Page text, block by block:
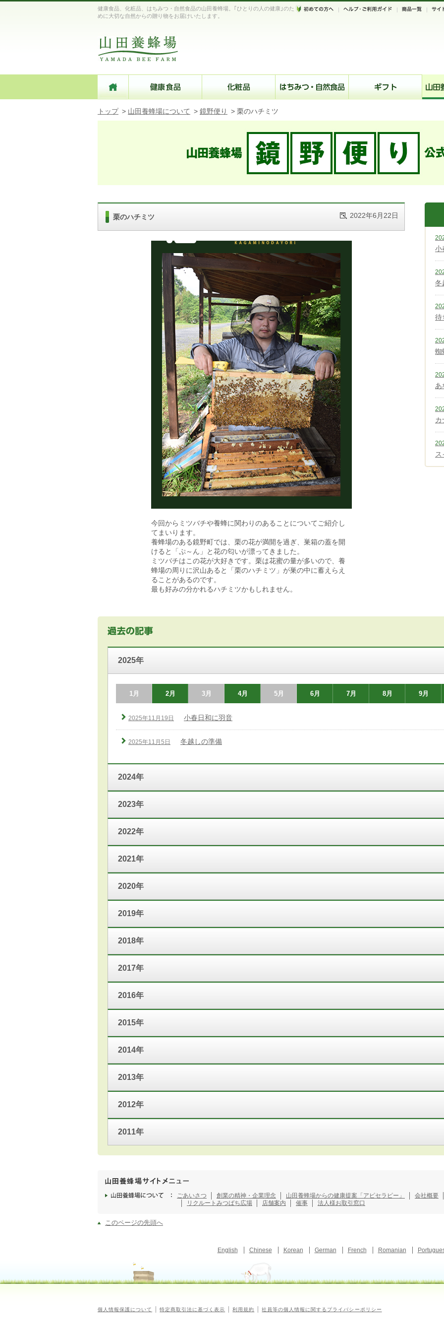
健康食品、化粧品、はちみつ・自然食品の山田養蜂場。｢ひとりの人の健康｣のた
めに大切な自然からの贈り物をお届けいたします。
トップ > 山田養蜂場について > 鏡野便り > 栗のハチミツ
栗のハチミツ 2022年6月22日
今回からミツバチや養蜂に関わりのあることについてご紹介し
てまいります。
養蜂場のある鏡野町では、栗の花が満開を過ぎ、巣箱の蓋を開
けると「ぷ～ん」と花の匂いが漂ってきました。
ミツバチはこの花が大好きです。栗は花蜜の量が多いので、養
蜂場の周りに沢山あると「栗のハチミツ」が巣の中に蓄えらえ
ることがあるのです。
最も好みの分かれるハチミツかもしれません。
小
冬
待
蜘
あ
カ
2025年
1月 2月 3月 4月 5月 6月 7月 8月 9月
2025年11月19日 小春日和に羽音
2025年11月5日 冬越しの準備
2024年
2023年
2022年
2021年
2020年
2019年
2018年
2017年
2016年
2015年
2014年
2013年
2012年
2011年
ごあいさつ 創業の精神・企業理念 山田養蜂場からの健康提案「アピセラピー」 会社概要
リクルート みつばち広場 店舗案内 催事 法人様お取引窓口
このページの先頭へ
English Chinese Korean German French Romanian
個人情報保護について 特定商取引法に基づく表示 利用規約 社員等の個人情報に関するプライバシーポリシー